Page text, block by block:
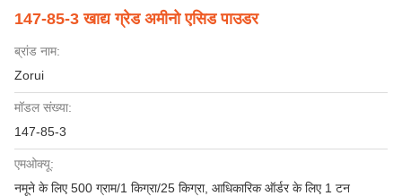
147-85-3 खाद्य ग्रेड अमीनो एसिड पाउडर
ब्रांड नाम:
Zorui
मॉडल संख्या:
147-85-3
एमओक्यू:
नमूने के लिए 500 ग्राम/1 किग्रा/25 किग्रा, आधिकारिक ऑर्डर के लिए 1 टन